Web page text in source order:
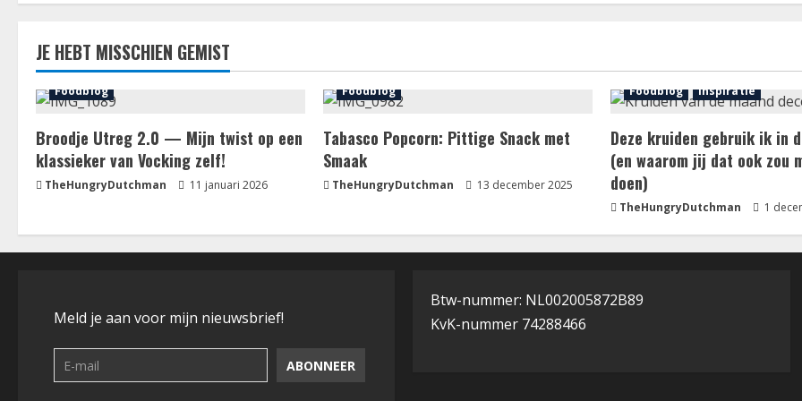
paginering
JE HEBT MISSCHIEN GEMIST
Foodblog
Broodje Utreg 2.0 — Mijn twist op een
klassieker van Vocking zelf!
TheHungryDutchman 11 januari 2026
Foodblog
Tabasco Popcorn: Pittige Snack met
Smaak
TheHungryDutchman 13 december 2025
Foodblog Inspiratie
Deze kruiden gebruik ik in
(en waarom jij dat ook zou
doen)
TheHungryDutchman 1
Meld je aan voor mijn nieuwsbrief!
Btw-nummer: NL002005872B89
KvK-nummer 74288466